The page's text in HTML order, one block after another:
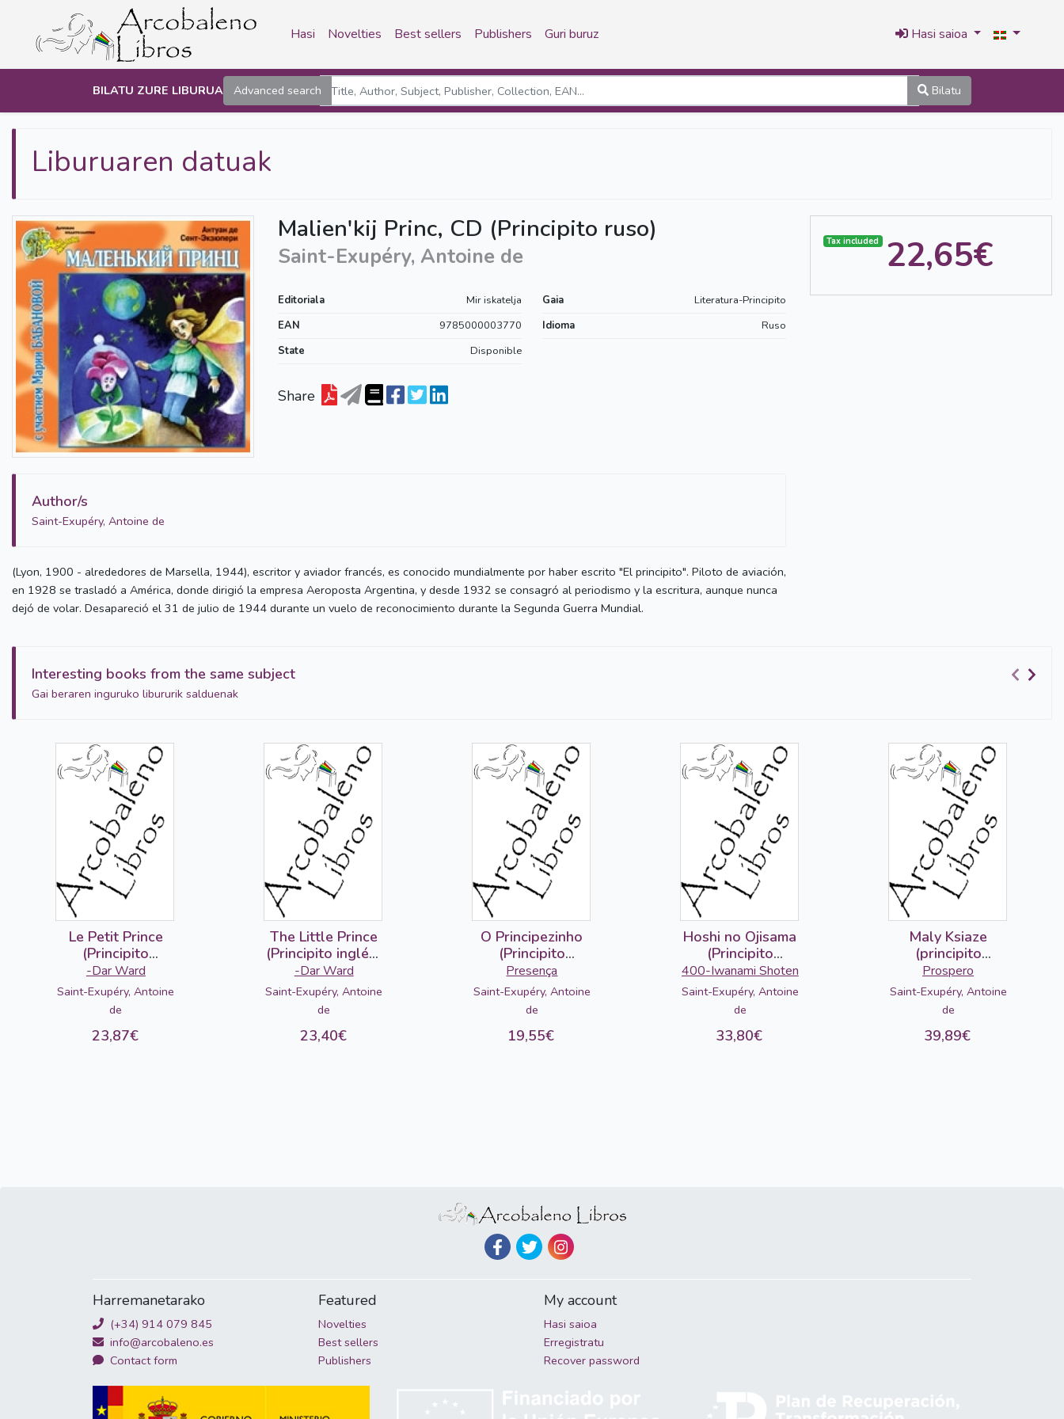
Hasi Novelties Best sellers Publishers Guri buruz Hasi saioa
BILATU ZURE LIBURUA Advanced search Bilatu
Liburuaren datuak
Malien'kij Princ, CD (Principito ruso)
Saint-Exupéry, Antoine de
Editoriala Mir iskatelja Gaia
Literatura-Principito
EAN
9785000003770 Idioma
Ruso
State
Disponible
Share
Tax included 22,65€
Author/s
Saint-Exupéry, Antoine de
(Lyon, 1900 - alrededores de Marsella, 1944), escritor y aviador francés, es conocido mundialmente por haber escrito "El principito". Piloto de aviación,
en 1928 se trasladó a América, donde dirigió la empresa Aeroposta Argentina, y desde 1932 se consagró al periodismo y la escritura, aunque nunca
dejó de volar. Desapareció el 31 de julio de 1944 durante un vuelo de reconocimiento durante la Segunda Guerra Mundial.
Interesting books from the same subject
Gai beraren inguruko libururik salduenak
Le Petit Prince
(Principito
francés-árabe)
-Dar Ward
Saint-Exupéry, Antoine
de
23,87€
The Little Prince
(Principito inglés-
árabe)
-Dar Ward
Saint-Exupéry, Antoine
de
23,40€
O Principezinho
(Principito
portugués)
Presença
Saint-Exupéry, Antoine
de
19,55€
Hoshi no Ojisama
(Principito
japonés)
400-Iwanami Shoten
Saint-Exupéry, Antoine
de
33,80€
Maly Ksiaze
(principito
polaco-francés)
Prospero
Saint-Exupéry, Antoine
de
39,89€
Harremanetarako
(+34) 914 079 845
info@arcobaleno.es
Contact form
Featured
Novelties
Best sellers
Publishers
My account
Hasi saioa
Erregistratu
Recover password